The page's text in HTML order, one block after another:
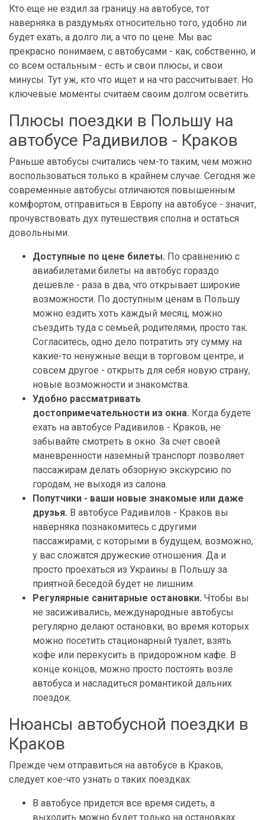
Кто еще не ездил за границу на автобусе, тот
наверняка в раздумьях относительно того, удобно ли
будет ехать, а долго ли, а что по цене. Мы вас
прекрасно понимаем, с автобусами - как, собственно, и
со всем остальным - есть и свои плюсы, и свои
минусы. Тут уж, кто что ищет и на что рассчитывает. Но
ключевые моменты считаем своим долгом осветить.
Плюсы поездки в Польшу на
автобусе Радивилов - Краков
Раньше автобусы считались чем-то таким, чем можно
воспользоваться только в крайнем случае. Сегодня же
современные автобусы отличаются повышенным
комфортом, отправиться в Европу на автобусе - значит,
прочувствовать дух путешествия сполна и остаться
довольными.
Доступные по цене билеты. По сравнению с
авиабилетами билеты на автобус гораздо
дешевле - раза в два, что открывает широкие
возможности. По доступным ценам в Польшу
можно ездить хоть каждый месяц, можно
съездить туда с семьей, родителями, просто так.
Согласитесь, одно дело потратить эту сумму на
какие-то ненужные вещи в торговом центре, и
совсем другое - открыть для себя новую страну,
новые возможности и знакомства.
Удобно рассматривать
достопримечательности из окна. Когда будете
ехать на автобусе Радивилов - Краков, не
забывайте смотреть в окно. За счет своей
маневренности наземный транспорт позволяет
пассажирам делать обзорную экскурсию по
городам, не выходя из салона.
Попутчики - ваши новые знакомые или даже
друзья. В автобусе Радивилов - Краков вы
наверняка познакомитесь с другими
пассажирами, с которыми в будущем, возможно,
у вас сложатся дружеские отношения. Да и
просто проехаться из Украины в Польшу за
приятной беседой будет не лишним.
Регулярные санитарные остановки. Чтобы вы
не засиживались, международные автобусы
регулярно делают остановки, во время которых
можно посетить стационарный туалет, взять
кофе или перекусить в придорожном кафе. В
конце концов, можно просто постоять возле
автобуса и насладиться романтикой дальних
поездок.
Нюансы автобусной поездки в
Краков
Прежде чем отправиться на автобусе в Краков,
следует кое-что узнать о таких поездках:
В автобусе придется все время сидеть, а
выходить можно будет только на остановках